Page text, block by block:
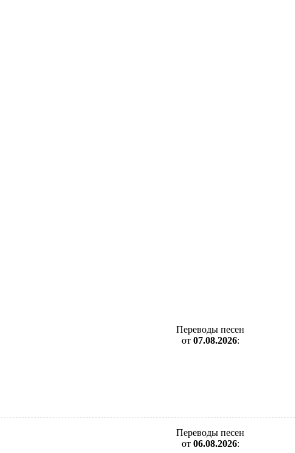
Переводы песен
от 07.08.2026:
Переводы песен
от 06.08.2026: